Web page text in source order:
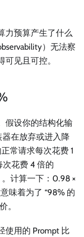
力预算产生了什么
）无法察
见且可控。
假设你的结构化输
在放弃或进入降
常请求每次花费 1
次花费 4 倍的
计算一下：0.98 ×
味着为了 “98% 的
。
使用的 Prompt 比